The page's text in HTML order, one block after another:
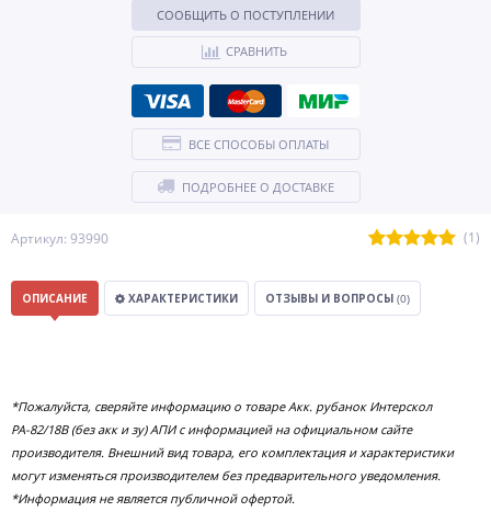
Артикул: 93990 (1)
СООБЩИТЬ О ПОСТУПЛЕНИИ
СРАВНИТЬ
ВСЕ СПОСОБЫ ОПЛАТЫ
ПОДРОБНЕЕ О ДОСТАВКЕ
ОПИСАНИЕ ХАРАКТЕРИСТИКИ ОТЗЫВЫ И ВОПРОСЫ (0)
*Пожалуйста, сверяйте информацию о товаре Акк. рубанок Интерскол
РА-82/18В (без акк и зу) АПИ с информацией на официальном сайте
производителя. Внешний вид товара, его комплектация и характеристики
могут изменяться производителем без предварительного уведомления.
*Информация не является публичной офертой.